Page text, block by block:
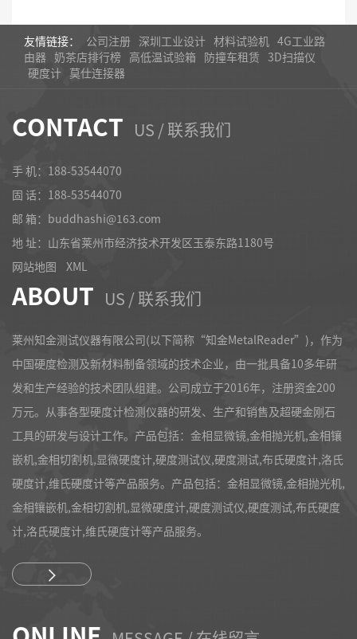
友情链接： 公司注册 深圳工业设计 材料试验机 4G工业路
由器 奶茶店排行榜 高低温试验箱 防撞车租赁 3D扫描仪
硬度计 莫仕连接器
CONTACT US / 联系我们
手 机：188-53544070
固 话： 188-53544070
邮 箱：buddhashi@163.com
地 址：山东省莱州市经济技术开发区玉泰东路1180号
网站地图
XML
ABOUT US / 联系我们
莱州知金测试仪器有限公司(以下简称“知金MetalReader”)，作为
中国硬度检测及新材料制备领域的技术企业，由一批具备10多年研
发和生产经验的技术团队组建。公司成立于2016年，注册资金200
万元。从事各型硬度计检测仪器的研发、生产和销售及超硬金刚石
工具的研发与设计工作。产品包括：金相显微镜,金相抛光机,金相镶
嵌机,金相切割机,显微硬度计,硬度测试仪,硬度测试,布氏硬度计,洛氏
硬度计,维氏硬度计等产品服务。产品包括：金相显微镜,金相抛光机,
金相镶嵌机,金相切割机,显微硬度计,硬度测试仪,硬度测试,布氏硬度
计,洛氏硬度计,维氏硬度计等产品服务。